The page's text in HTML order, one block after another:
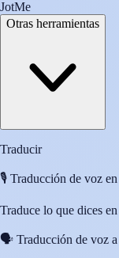
JotMe
Otras herramientas
Traducir
🎙️ Traducción de voz
Traduce lo que dices
🗣️ Traducción de voz